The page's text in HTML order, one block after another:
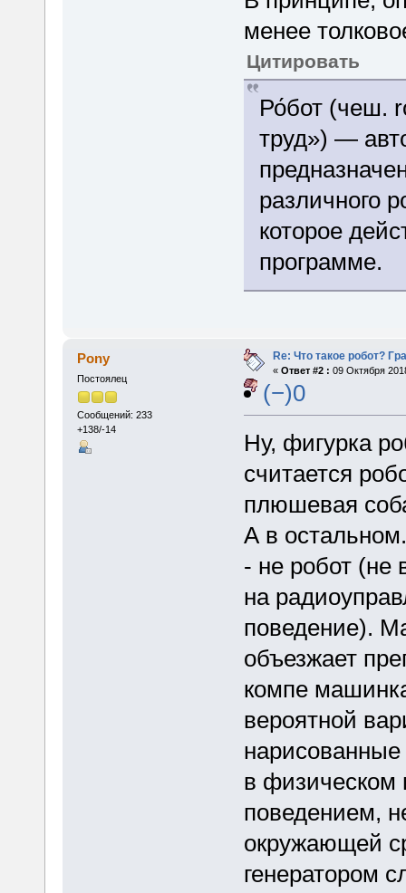
менее
Цитировать
Ро́бот (чеш.
труд») —
различного
которое
программе.
Pony
Постоялец
Сообщений: 233
+138/-14
Re: Что такое робот?
« Ответ #2 : 09 Октября
(−)0
Ну, фигурка
считается
плюшевая
А в
- не робот (не
на
поведение).
объезжает
компе
вероятной
нарисованные
в
поведением,
окружающей
генератором